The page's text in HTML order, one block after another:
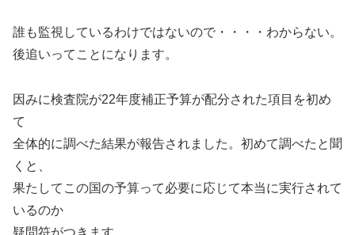
誰も監視しているわけではないので・・・・わからない。
後追いってことになります。
因みに検査院が22年度補正予算が配分された項目を初め
て
全体的に調べた結果が報告されました。初めて調べたと聞
くと、
果たしてこの国の予算って必要に応じて本当に実行されて
いるのか
疑問符がつきます。